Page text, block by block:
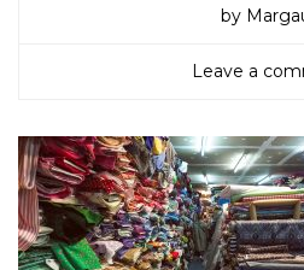
by
Leave a